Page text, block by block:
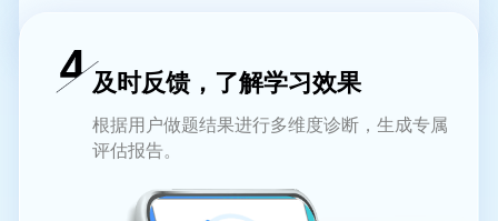
及时反馈，了解学习效果
根据用户做题结果进行多维度诊断，生成专属
评估报告。